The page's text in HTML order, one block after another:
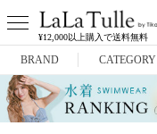
¥12,000以上購入で送料無料
BRAND
Anella
CATEGORY
ミニドレス